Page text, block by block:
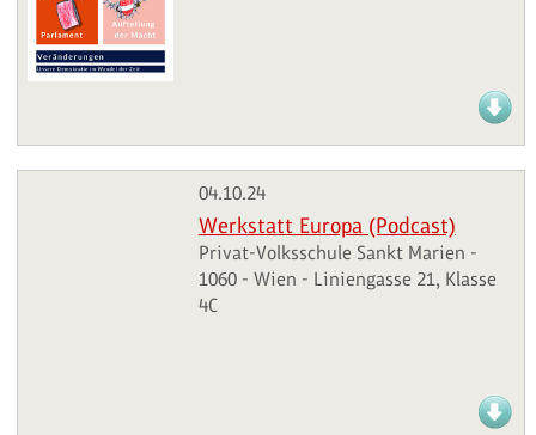
04.10.24
Werkstatt Europa (Podcast)
Privat-Volksschule Sankt Marien -
1060 - Wien - Liniengasse 21, Klasse
4C